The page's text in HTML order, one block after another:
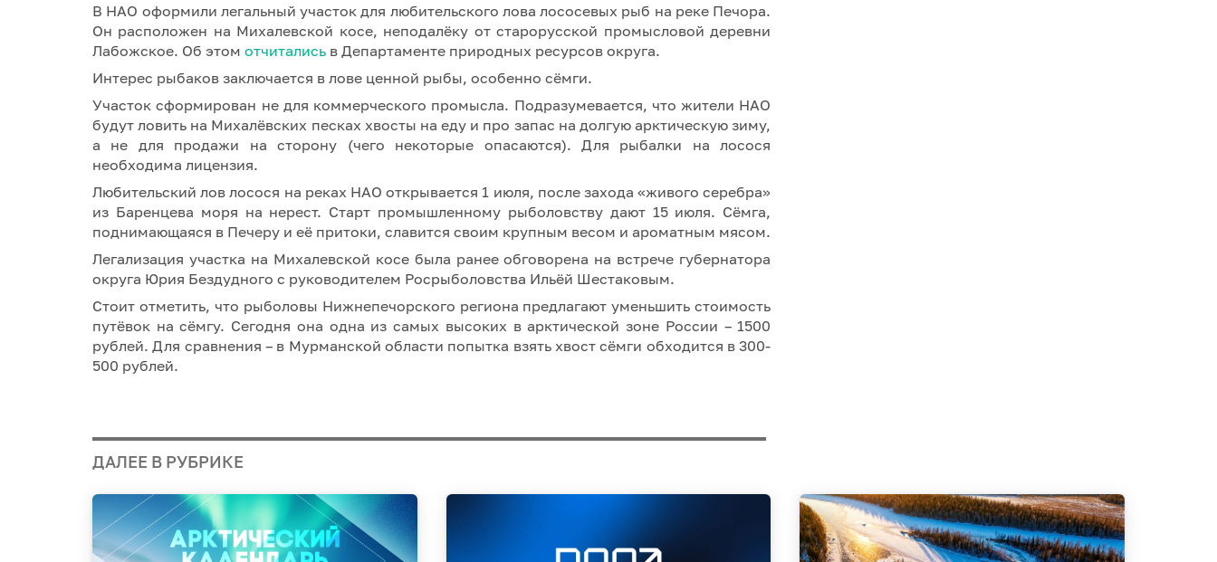
В НАО оформили легальный участок для любительского лова лососевых рыб на реке Печора.
Он расположен на Михалевской косе, неподалёку от старорусской промысловой деревни
Лабожское. Об этом отчитались в Департаменте природных ресурсов округа.
Интерес рыбаков заключается в лове ценной рыбы, особенно сёмги.
Участок сформирован не для коммерческого промысла. Подразумевается, что жители НАО
будут ловить на Михалёвских песках хвосты на еду и про запас на долгую арктическую зиму,
а не для продажи на сторону (чего некоторые опасаются). Для рыбалки на лосося
необходима лицензия.
Любительский лов лосося на реках НАО открывается 1 июля, после захода «живого серебра»
из Баренцева моря на нерест. Старт промышленному рыболовству дают 15 июля. Сёмга,
поднимающаяся в Печеру и её притоки, славится своим крупным весом и ароматным мясом.
Легализация участка на Михалевской косе была ранее обговорена на встрече губернатора
округа Юрия Бездудного с руководителем Росрыболовства Ильёй Шестаковым.
Стоит отметить, что рыболовы Нижнепечорского региона предлагают уменьшить стоимость
путёвок на сёмгу. Сегодня она одна из самых высоких в арктической зоне России – 1500
рублей. Для сравнения – в Мурманской области попытка взять хвост сёмги обходится в 300-
500 рублей.
ДАЛЕЕ В РУБРИКЕ